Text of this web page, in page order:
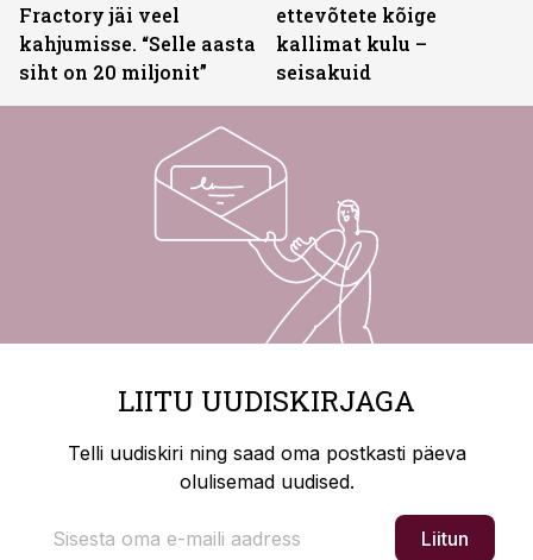
Fractory jäi veel
kahjumisse. “Selle aasta
siht on 20 miljonit”
ettevõtete kõige
kallimat kulu –
seisakuid
LIITU UUDISKIRJAGA
Telli uudiskiri ning saad oma postkasti päeva
olulisemad uudised.
Liitun